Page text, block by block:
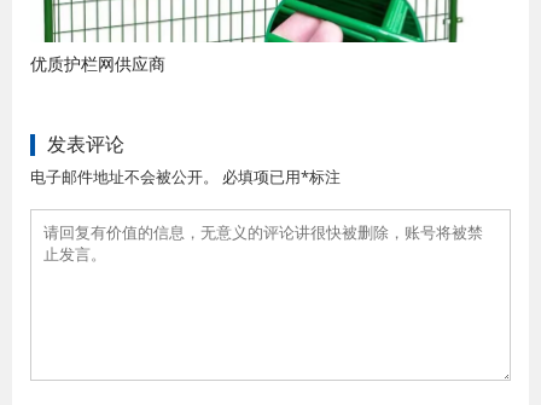
优质护栏网供应商
发表评论
电子邮件地址不会被公开。 必填项已用*标注